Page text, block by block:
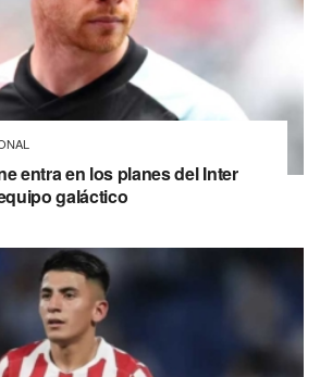
entra en los planes del Inter
galáctico